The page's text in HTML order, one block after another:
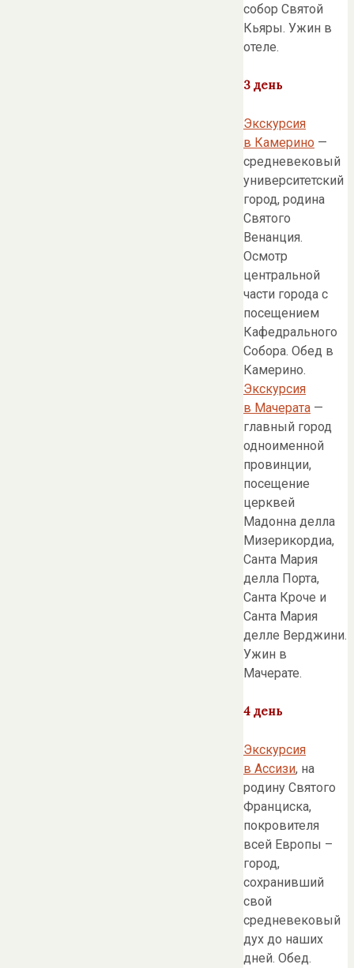
собор Святой
Кьяры. Ужин в
отеле.
3 день
Экскурсия
в Камерино —
средневековый
университетский
город, родина
Святого
Венанция.
Осмотр
центральной
части города с
посещением
Кафедрального
Собора. Обед в
Камерино.
Экскурсия
в Мачерата —
главный город
одноименной
провинции,
посещение
церквей
Мадонна делла
Мизерикордиа,
Санта Мария
делла Порта,
Санта Кроче и
Санта Мария
делле Верджини.
Ужин в
Мачерате.
4 день
Экскурсия
в Ассизи, на
родину Святого
Франциска,
покровителя
всей Европы –
город,
сохранивший
свой
средневековый
дух до наших
дней. Обед.